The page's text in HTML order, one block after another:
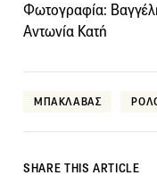
Φωτογραφία:
Αντωνία Κατή
ΜΠΑΚΛΑΒΑΣ
SHARE THIS ARTICLE